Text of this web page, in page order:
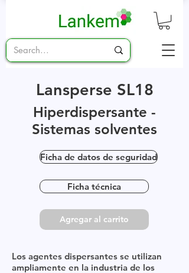
Lansperse SL18
Hiperdispersante -
Sistemas solventes
Ficha de datos de seguridad
Ficha técnica
Agregar al carrito
Los agentes dispersantes se utilizan
ampliamente en la industria de los